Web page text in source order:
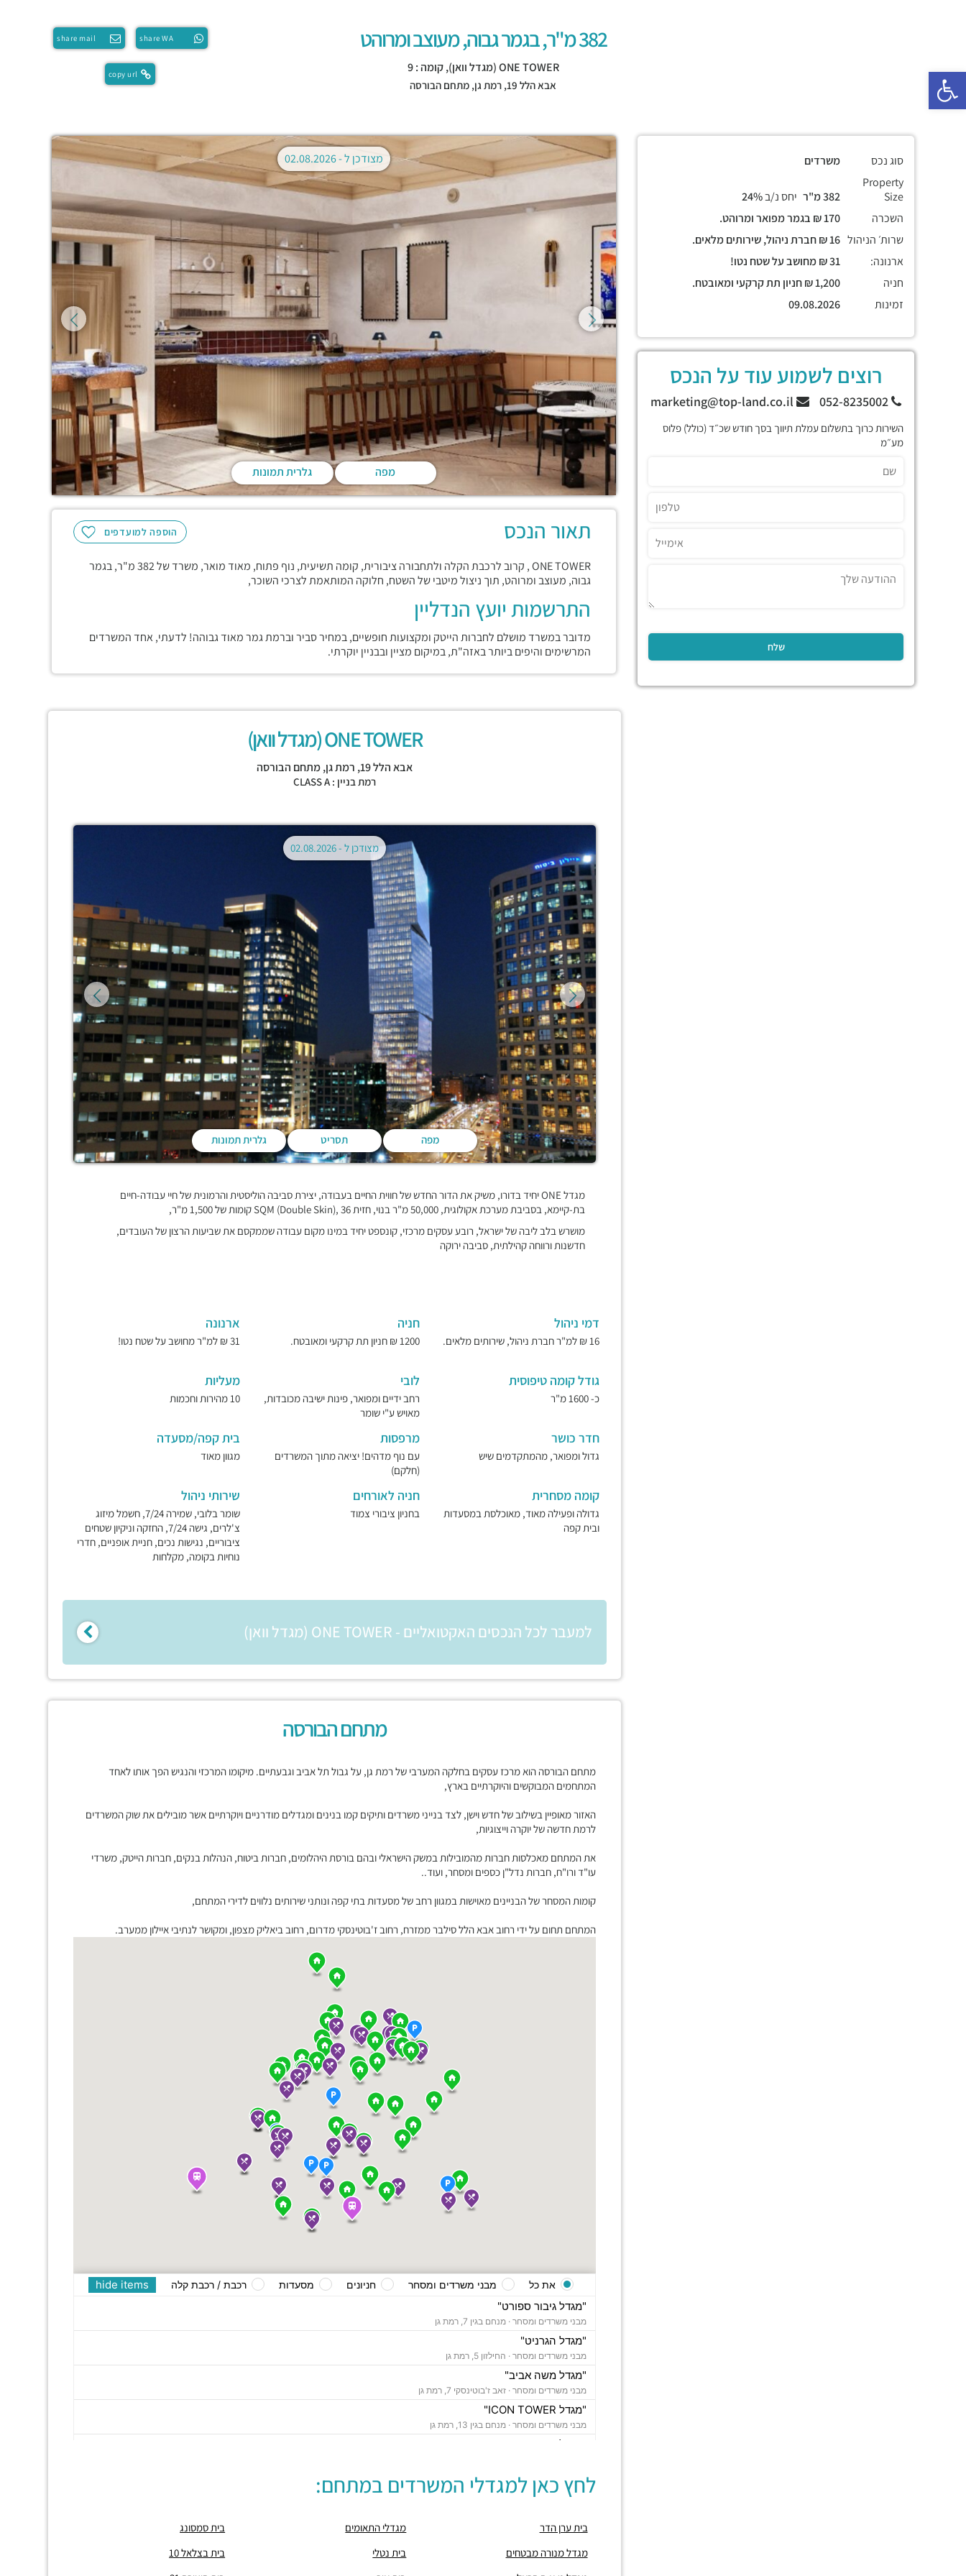
פתח סרגל נגישות
share WA
share mail
copy url
382 מ"ר, בגמר גבוה, מעוצב ומרוהט
ONE TOWER (מגדל וואן), קומה : 9
אבא הלל 19, רמת גן, מתחם הבורסה
מפה גלרית תמונות
מצודכן ל -
הוספה למועדפים תאור הנכס
ONE TOWER , קרוב לרכבת הקלה ולתחבורה ציבורית, קומה תשיעית, נוף פתוח, מאוד מואר, משרד של 382 מ"ר, בגמר
גבוה, מעוצב ומרוהט, תוך ניצול מיטבי של השטח, חלוקה המותאמת לצרכי השוכר,
התרשמות יועץ הנדליין
מדובר במשרד מושלם לחברות הייטק ומקצועות חופשיים, במחיר סביר וברמת גמר מאוד גבוהה! לדעתי, אחד המשרדים
המרשימים והיפים ביותר באזה"ת, במיקום מציין ובבניין יוקרתי.
סוג נכס
משרדים
Property
Size
יחס נ/ב
השכרה
שרות׳ הניהול
ארנונה:
חניה
זמינות
רוצים לשמוע עוד על הנכס
השירות כרוך בתשלום עמלת תיווך בסך חודש שכ״ד (כולל) פלוס
מע״מ
ONE TOWER (מגדל וואן)
אבא הלל 19, רמת גן,מתחם הבורסה
רמת בניין : CLASS A
מפה תסריט גלרית תמונות
מצודכן ל -02.08.2026
מגדל ONE יחיד בדורו, משיק את הדור החדש של חווית החיים בעבודה, יצירת סביבה הוליסטית והרמונית של חיי עבודה-חיים
בת-קיימא, בסביבת מערכת אקולוגית, 50,000 מ"ר בנוי, חזית SQM (Double Skin), 36 קומות של 1,500 מ"ר,
מושרש בלב ליבה של ישראל, רובע עסקים מרכזי, קונספט יחיד במינו מקום עבודה שממקסם את שביעות הרצון של העובדים,
חדשנות ורווחה קהילתית, סביבה ירוקה
דמי ניהול
16 ₪ למ"ר חברת ניהול, שירותים מלאים.
חניה
1200 ₪ חניון תת קרקעי ומאובטח.
ארנונה
31 ₪ למ"ר מחושב על שטח נטו!
גודל קומה טיפוסית
כ- 1600 מ"ר
לובי
רחב ידיים ומפואר, פינות ישיבה מכובדות,
מאויש ע"י שומר
מעליות
10 מהירות וחכמות
חדר כושר
גדול ומפואר, מהמתקדמים שיש
מרפסות
עם נוף מדהים! יציאה מתוך המשרדים
(חלקם)
בית קפה/מסעדה
מגוון מאוד
קומה מסחרית
גדולה ופעילה מאוד, מאוכלסת במסעדות
ובית קפה
חניה לאורחים
בחניון ציבורי צמוד
שירותי ניהול
שומר בלובי, שמירה 7/24, חשמל מיזוג
צ'לרים, גישה 7/24, החזקה וניקיון שטחים
ציבוריים, נגישות נכים, חניית אופניים, חדרי
נוחיות בקומה, מקלחות
למעבר לכל הנכסים האקטואליים - ONE TOWER (מגדל וואן)
מתחם הבורסה
מתחם הבורסה הוא מרכז עסקים בחלקה המערבי של רמת גן, על גבול תל אביב וגבעתיים. מיקומו המרכזי והנגיש הפך אותו לאחד
המתחמים המבוקשים והיוקרתיים בארץ,
האזור מאופיין בשילוב של חדש וישן, לצד בנייני משרדים ותיקים קמו בנינים ומגדלים מודרניים ויוקרתיים אשר מובילים את שוק המשרדים
לרמת חדשה של יוקרה וייצוגיות,
את המתחם מאכלסות חברות מהמובילות במשק הישראלי ובהם בורסת היהלומים, חברות ביטוח, הנהלות בנקים, חברות הייטק, משרדי
עו"ד ורו"ח, חברות נדל"ן כספים ומסחר, ועוד..
קומות המסחר של הבניינים מאוישות במגוון רחב של מסעדות בתי קפה ונותני שירותים נלווים לדירי המתחם,
המתחם תחום על ידי רחוב אבא הלל סילבר ממזרח, רחוב ז'בוטינסקי מדרום, רחוב ביאליק מצפון, ומקושר לנתיבי איילון ממערב.
"מגדל גיבור ספורט"
מבני משרדים ומסחר · מנחם בגין 7, רמת גן
"מגדל הגרניט"
מבני משרדים ומסחר · החילזון 5, רמת גן
"מגדל משה אביב"
מבני משרדים ומסחר · זאב ז'בוטינסקי 7, רמת גן
"מגדל ICON TOWER"
מבני משרדים ומסחר · מנחם בגין 13, רמת גן
"מגדל רוגובין תדהר"
"מגדל ששון חוגי"
מבני משרדים ומסחר ·אבא הילל 12, רמת גן
מבני משרדים ומסחר ·
"מגדל אמות אטריום"
hide items את כל מבני משרדים ומסחר חניונים מסעדות רכבת / רכבת קלה
לחץ כאן למגדלי המשרדים במתחם:
בית ערן הדר מגדלי התאומים
בית סמסונג
מגדל מנורה מבטחים
בית נטלי
בית בצלאל 10